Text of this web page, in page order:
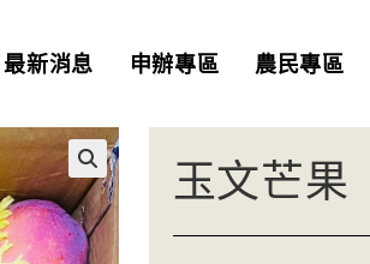
最新消息 申辦專區 農民專區
🔍 玉文芒果